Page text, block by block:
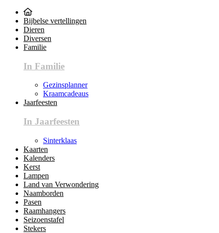
Bijbelse vertellingen
Dieren
Diversen
Familie
In Familie
Gezinsplanner
Kraamcadeaus
Jaarfeesten
In Jaarfeesten
Sinterklaas
Kaarten
Kalenders
Kerst
Lampen
Land van Verwondering
Naamborden
Pasen
Raamhangers
Seizoenstafel
Stekers